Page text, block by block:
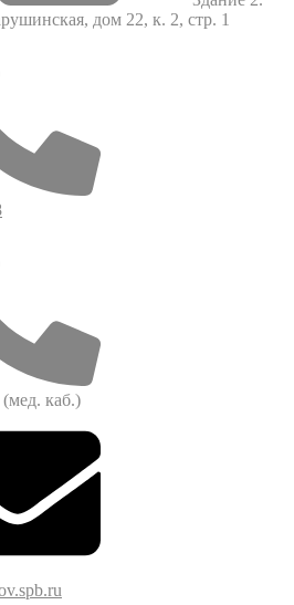
дом 22, к. 2, стр. 1
(мед. каб.)